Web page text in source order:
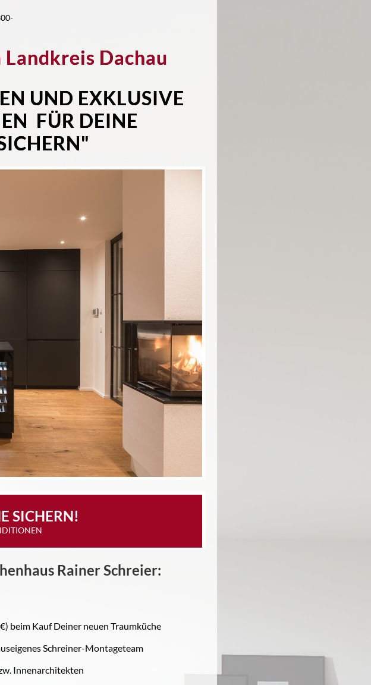
Dachau
UND EXKLUSIVE
FÜR DEINE
SICHERN!
Rainer Schreier:
beim Kauf Deiner neuen Traumküche
Schreiner-Montageteam
Innenarchitekten